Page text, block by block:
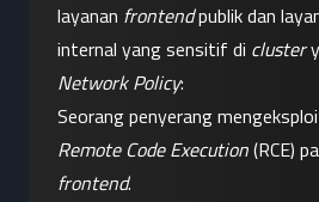
layanan frontend publik dan
internal yang sensitif di cluster
Network Policy:
Remote Code Execution
frontend.